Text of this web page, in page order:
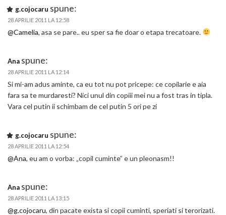
g.cojocaru spune:
28 APRILIE 2011 LA 12:58
@Camelia, asa se pare.. eu sper sa fie doar o etapa trecatoare.
Ana spune:
28 APRILIE 2011 LA 12:14
Si mi-am adus aminte, ca eu tot nu pot pricepe: ce copilarie e aia
fara sa te murdaresti? Nici unul din copiii mei nu a fost tras in tipla.
Vara cel putin ii schimbam de cel putin 5 ori pe zi
g.cojocaru spune:
28 APRILIE 2011 LA 12:54
@Ana, eu am o vorba: „copil cuminte” e un pleonasm!!
Ana spune:
28 APRILIE 2011 LA 13:15
@g.cojocaru, din pacate exista si copii cuminti, speriati si terorizati.